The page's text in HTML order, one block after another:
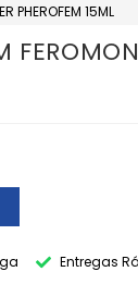
PHEROFEM 15ML
Entregas